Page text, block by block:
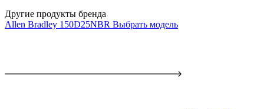
Другие продукты бренда
Allen Bradley 150D25NBR Выбрать модель